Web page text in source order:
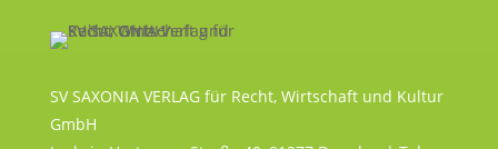
SV SAXONIA VERLAG für Recht, Wirtschaft und Kultur
GmbH